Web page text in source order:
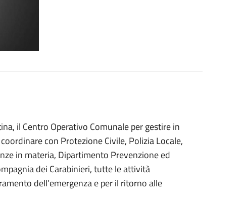
il Centro Operativo Comunale per gestire in
con Protezione Civile, Polizia Locale,
in materia, Dipartimento Prevenzione ed
dei Carabinieri, tutte le attività
dell’emergenza e per il ritorno alle